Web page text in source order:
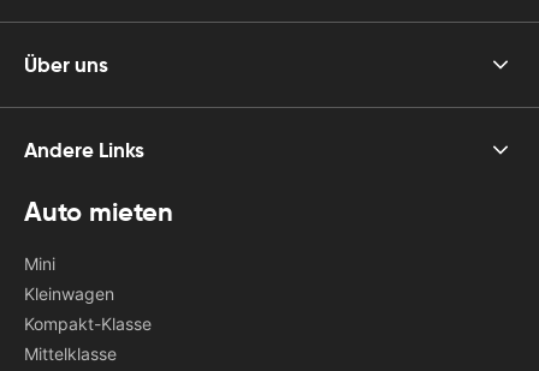
Über uns
Andere Links
Auto mieten
Mini
Kleinwagen
Kompakt-Klasse
Mittelklasse